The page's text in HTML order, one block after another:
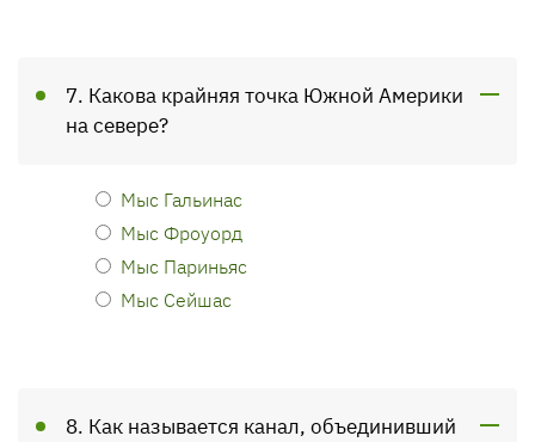
7. Какова крайняя точка Южной Америки
на севере?
Мыс Гальинас
Мыс Фроуорд
Мыс Париньяс
Мыс Сейшас
8. Как называется канал, объединивший